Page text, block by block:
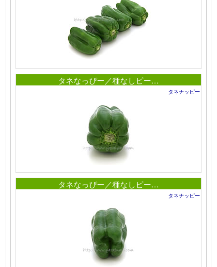
タネなっぴー／種なしピー…
タネナッピー
タネなっぴー／種なしピー…
タネナッピー